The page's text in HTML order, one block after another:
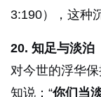
3:190），这种
20. 知足与淡泊
对今世的浮华
知说：“你们当